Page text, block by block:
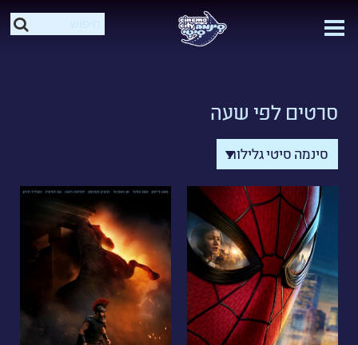
סרטים לפי שעה
סינמה סיטי גלילות